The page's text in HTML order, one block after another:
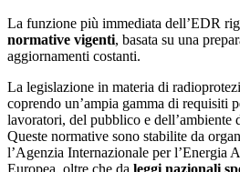
La funzione più immediata dell’EDR
normative vigenti, basata su una
aggiornamenti costanti.
La legislazione in materia di
coprendo un’ampia gamma di requisiti
lavoratori, del pubblico e dell’ambiente
Queste normative sono stabilite da
l’Agenzia Internazionale per l’Energia
Europea, oltre che da leggi nazionali